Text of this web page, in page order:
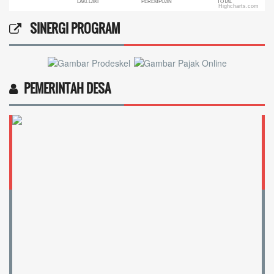
LAKI-LAKI
PEREMPUAN
TOTAL
Highcharts.com
SINERGI PROGRAM
PEMERINTAH DESA